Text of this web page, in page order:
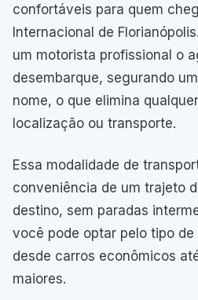
confortáveis para quem
Internacional de
um motorista profissional o
desembarque, segurando
nome, o que elimina
localização ou transporte.
Essa modalidade de
conveniência de um trajeto
destino, sem paradas
você pode optar pelo tipo
desde carros econômicos
maiores.